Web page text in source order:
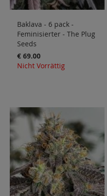
Baklava - 6 pack -
Feminisierter - The Plug
Seeds
€ 69.00
Nicht Vorrättig